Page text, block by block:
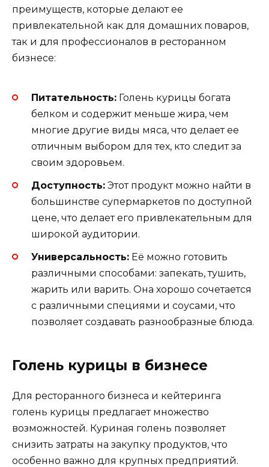
преимуществ, которые делают ее
привлекательной как для домашних поваров,
так и для профессионалов в ресторанном
бизнесе:
Питательность: Голень курицы богата
белком и содержит меньше жира, чем
многие другие виды мяса, что делает ее
отличным выбором для тех, кто следит за
своим здоровьем.
Доступность: Этот продукт можно найти в
большинстве супермаркетов по доступной
цене, что делает его привлекательным для
широкой аудитории.
Универсальность: Её можно готовить
различными способами: запекать, тушить,
жарить или варить. Она хорошо сочетается
с различными специями и соусами, что
позволяет создавать разнообразные блюда.
Голень курицы в бизнесе
Для ресторанного бизнеса и кейтеринга
голень курицы предлагает множество
возможностей. Куриная голень позволяет
снизить затраты на закупку продуктов, что
особенно важно для крупных предприятий.